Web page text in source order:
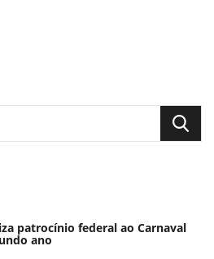
patrocínio federal ao Carnaval
ano